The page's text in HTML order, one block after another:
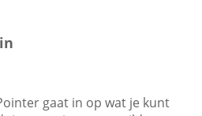
gaat in op wat je kunt